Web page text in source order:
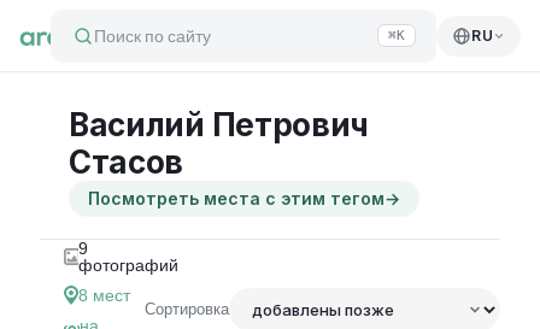
Поиск по сайту ⌘K RU
Василий Петрович
Стасов
Посмотреть места с этим тегом→
9
фотографий
8 мест
Сортировка